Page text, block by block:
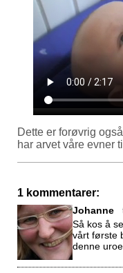
Dette er forøvrig
har arvet våre evner
1 kommentarer:
Johanne
Så kos å
vårt første
denne